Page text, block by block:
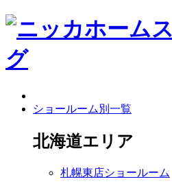
ショールーム別一覧
北海道エリア
札幌東店ショールーム